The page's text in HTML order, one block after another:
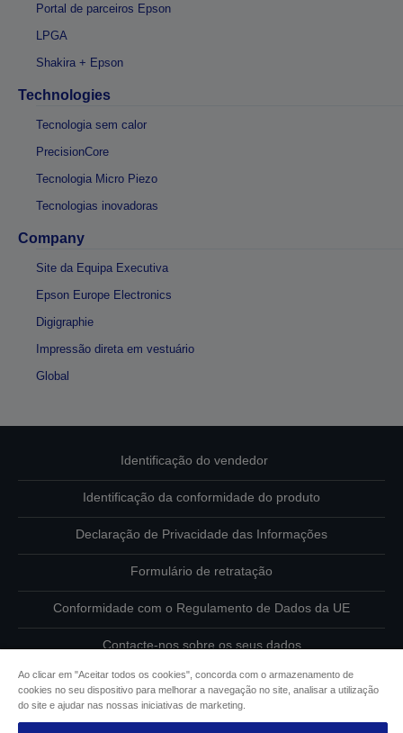
Portal de parceiros Epson
LPGA
Shakira + Epson
Technologies
Tecnologia sem calor
PrecisionCore
Tecnologia Micro Piezo
Tecnologias inovadoras
Company
Site da Equipa Executiva
Epson Europe Electronics
Digigraphie
Impressão direta em vestuário
Global
Identificação do vendedor
Identificação da conformidade do produto
Declaração de Privacidade das Informações
Formulário de retratação
Conformidade com o Regulamento de Dados da UE
Contacte-nos sobre os seus dados
Informações sobre cookies
Ao clicar em "Aceitar todos os cookies", concorda com o armazenamento de
cookies no seu dispositivo para melhorar a navegação no site, analisar a utilização
do site e ajudar nas nossas iniciativas de marketing.